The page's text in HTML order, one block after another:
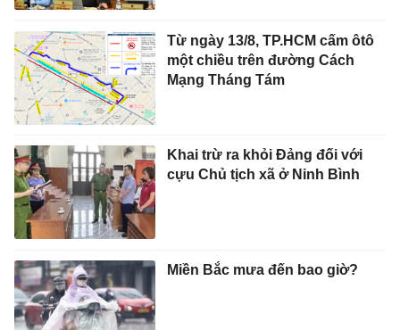
Từ ngày 13/8, TP.HCM cấm ôtô
một chiều trên đường Cách
Mạng Tháng Tám
Khai trừ ra khỏi Đảng đối với
cựu Chủ tịch xã ở Ninh Bình
Miền Bắc mưa đến bao giờ?